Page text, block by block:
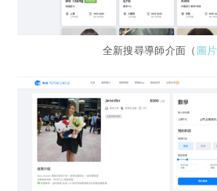
全新搜尋導師介面（ 圖